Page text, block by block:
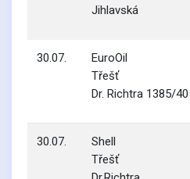
Jihlavská
30.07.
EuroOil
Třešť
Dr. Richtra 1385/40
30.07.
Shell
Třešť